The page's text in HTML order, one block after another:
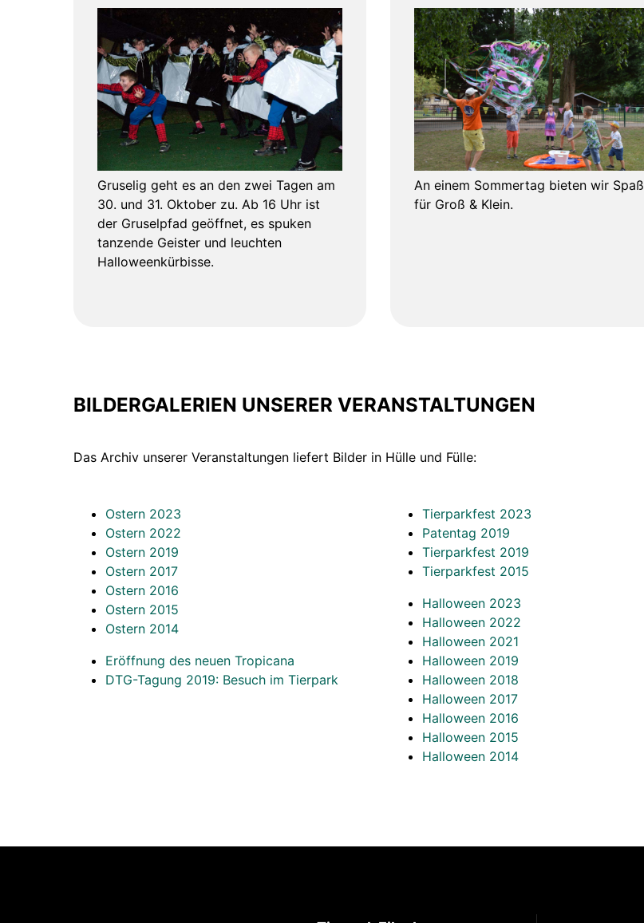
Gruselig geht es an den zwei Tagen am
30. und 31. Oktober zu. Ab 16 Uhr ist
der Gruselpfad geöffnet, es spuken
tanzende Geister und leuchten
Halloweenkürbisse.
An einem Sommertag bieten wir Spaß
für Groß & Klein.
BILDERGALERIEN UNSERER VERANSTALTUNGEN
Das Archiv unserer Veranstaltungen liefert Bilder in Hülle und Fülle:
Ostern 2023
Ostern 2022
Ostern 2019
Ostern 2017
Ostern 2016
Ostern 2015
Ostern 2014
Eröffnung des neuen Tropicana
DTG-Tagung 2019: Besuch im Tierpark
Tierparkfest 2023
Patentag 2019
Tierparkfest 2019
Tierparkfest 2015
Halloween 2023
Halloween 2022
Halloween 2021
Halloween 2019
Halloween 2018
Halloween 2017
Halloween 2016
Halloween 2015
Halloween 2014